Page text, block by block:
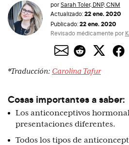
porSarah Toler, DNP, CNM
Actualizado:22 ene. 2020
Publicado:22 ene. 2020
Revisado médicamente por
*Traducción: Carolina Tafur
Cosas importantes a saber:
Los anticonceptivos
presentaciones diferentes.
Todos los tipos de